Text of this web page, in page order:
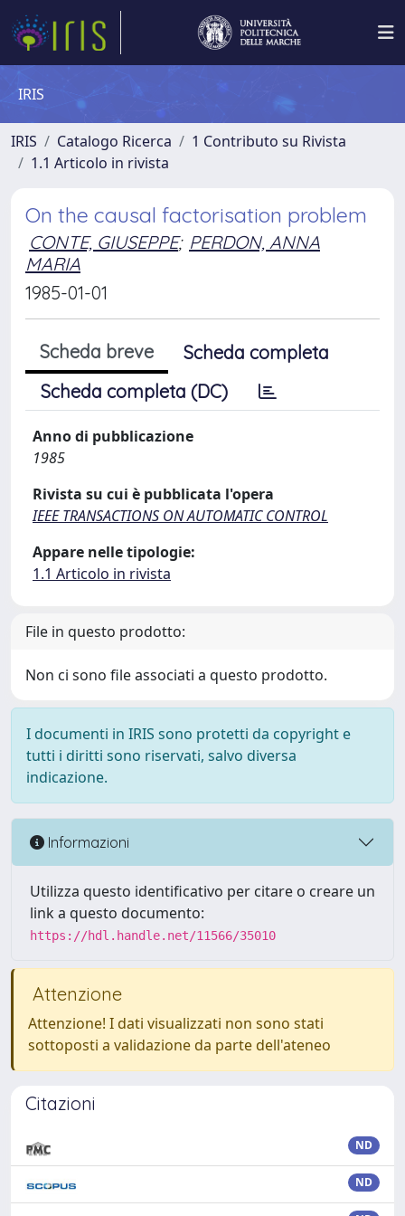
IRIS
IRIS Catalogo Ricerca
1 Contributo su Rivista
1.1 Articolo in rivista
On the causal factorisation problem
CONTE, GIUSEPPE; PERDON, ANNA
MARIA
1985-01-01
Scheda breve
Scheda completa
Scheda completa (DC)
Anno di pubblicazione
1985
Rivista su cui è pubblicata l'opera
IEEE TRANSACTIONS ON AUTOMATIC CONTROL
Appare nelle tipologie:
1.1 Articolo in rivista
File in questo prodotto:
Non ci sono file associati a questo prodotto.
I documenti in IRIS sono protetti da copyright e
tutti i diritti sono riservati, salvo diversa
indicazione.
Informazioni
Utilizza questo identificativo per citare o creare un
link a questo documento:
https://hdl.handle.net/11566/35010
Attenzione
Attenzione! I dati visualizzati non sono stati
sottoposti a validazione da parte dell'ateneo
Citazioni
ND
ND